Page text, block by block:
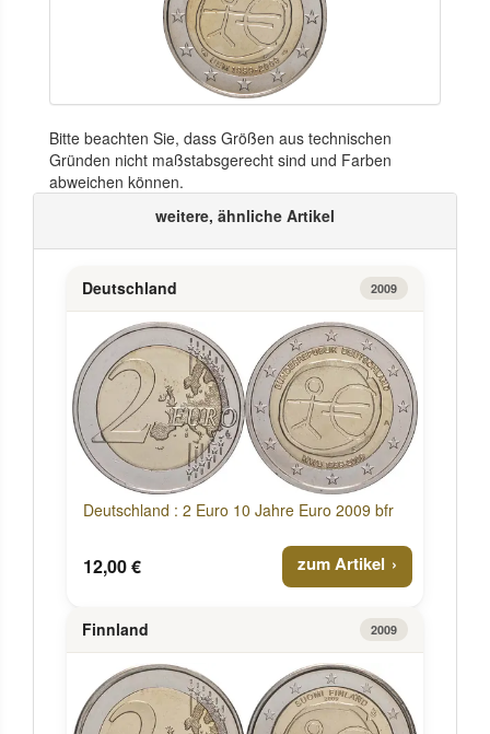
Bitte beachten Sie, dass Größen aus technischen
Gründen nicht maßstabsgerecht sind und Farben
abweichen können.
weitere, ähnliche Artikel
Deutschland 2009
Deutschland : 2 Euro 10 Jahre Euro 2009 bfr
12,00 € zum Artikel
Finnland 2009